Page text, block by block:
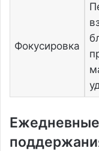
Фокусировка